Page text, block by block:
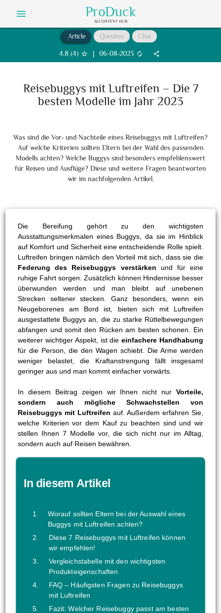
menu ProDuck
AI CONTENT HUB
Article Question Chat
4.8 (4) star_border | 06-08-2023 autorenew share
Reisebuggys mit Luftreifen – Die 7
besten Modelle im Jahr 2023
Was sind die Vor- und Nachteile eines Reisebuggys mit Luftreifen?
Auf welche Kriterien sollten Eltern bei der Wahl des passenden
Modells achten? Welche Buggys sind besonders empfehlenswert
für Reisen und Ausflüge? Diese und weitere Fragen beantworten
wir im nachfolgenden Artikel.
Die Bereifung gehört zu den wichtigsten
Ausstattungsmerkmalen eines Buggys, da sie im Hinblick
auf Komfort und Sicherheit eine entscheidende Rolle spielt.
Luftreifen bringen nämlich den Vorteil mit sich, dass sie die
Federung des Reisebuggys verstärken und für eine
ruhige Fahrt sorgen. Zusätzlich können Hindernisse besser
überwunden werden und man bleibt auf unebenen
Strecken seltener stecken. Ganz besonders, wenn ein
Neugeborenes am Bord ist, bieten sich mit Luftreifen
ausgestattete Buggys an, die zu starke Rüttelbewegungen
abfangen und somit den Rücken am besten schonen. Ein
weiterer wichtiger Aspekt, ist dieeinfachere Handhabung
für die Person, die den Wagen schiebt. Die Arme werden
weniger belastet, die Kraftanstrengung fällt insgesamt
geringer aus und man kommt einfacher vorwärts.
In diesem Beitrag zeigen wir Ihnen nicht nur Vorteile,
sondern auch mögliche Schwachstellen von
Reisebuggys mit Luftreifen auf. Außerdem erfahren Sie,
welche Kriterien vor dem Kauf zu beachten sind und wir
stellen Ihnen 7 Modelle vor, die sich nicht nur im Alltag,
sondern auch auf Reisen bewähren.
In diesem Artikel
Worauf sollten Eltern bei der Auswahl eines
Buggys mit Luftreifen achten?
Diese 7 Reisebuggys mit Luftreifen können
wir empfehlen!
Vergleichstabelle mit den wichtigsten
Produkteigenschaften
FAQ – Häufigsten Fragen zu Reisebuggys
mit Luftreifen
Fazit: Welcher Reisebuggy passt am besten